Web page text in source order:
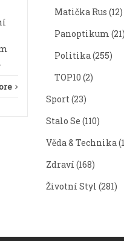
Matička Rus (12)
Panoptikum (21)
Politika(255)
TOP10 (2)
Sport(23)
Stalo Se (110)
Věda & Technika
Zdraví (168)
Životní Styl (281)